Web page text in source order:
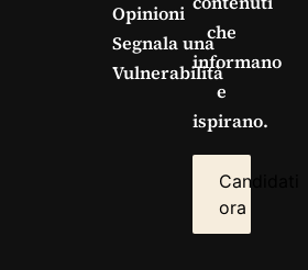
Opinioni
Segnala una
Vulnerabilità
che
informano
e
ispirano.
Candidati
ora